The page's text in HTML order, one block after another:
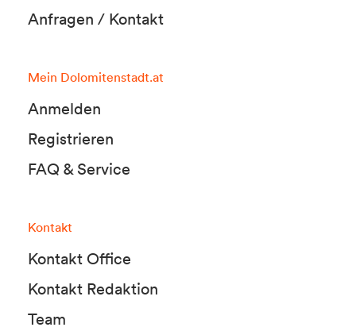
Anfragen / Kontakt
Mein Dolomitenstadt.at
Anmelden
Registrieren
FAQ & Service
Kontakt
Kontakt Office
Kontakt Redaktion
Team